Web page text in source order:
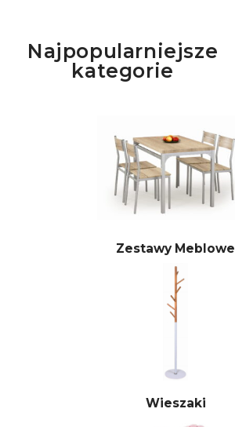
Najpopularniejsze
kategorie
Zestawy Meblowe
Wieszaki